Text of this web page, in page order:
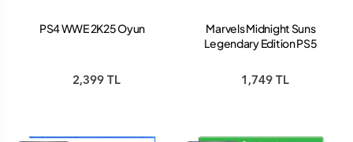
PS4 WWE 2K25 Oyun
2,399 TL
Marvels Midnight Suns
Legendary Edition PS5
1,749 TL